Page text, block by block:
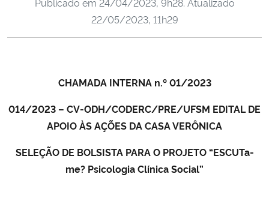
Ministério do Desenvolvimento Regional
Controladoria-Geral da União
22/05/2023, 11h29
CHAMADA INTERNA n.º 01/2023
014/2023 – CV-ODH/CODERC/PRE/UFSM EDITAL DE
APOIO ÀS AÇÕES DA CASA VERÔNICA
SELEÇÃO DE BOLSISTA PARA O PROJETO “ESCUTa-
me? Psicologia Clínica Social”